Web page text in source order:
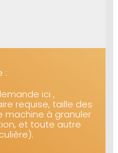
:
ici ,
requise, taille des
machine à granuler
et toute autre